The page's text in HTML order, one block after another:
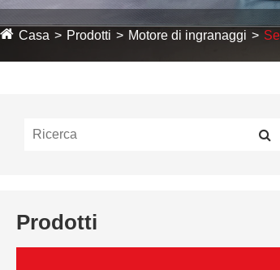
Casa Prodotti Motore di ingranaggi
Prodotti